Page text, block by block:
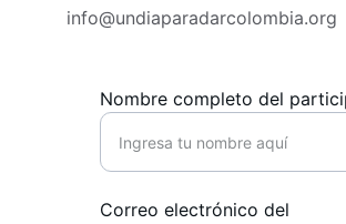
info@undiaparadarcolombia.org
Nombre completo del
Correo electrónico del